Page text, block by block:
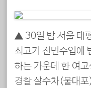
▲ 30일 밤 서울 태
쇠고기 전면수입에
하는 가운데 한 여
경찰 살수차(물대